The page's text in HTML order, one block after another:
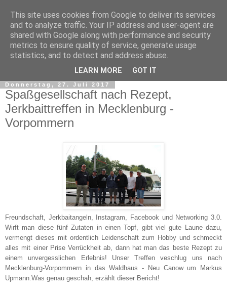
Donnerstag, 27. Juli 2017
Spaßgesellschaft nach Rezept,
Jerkbaittreffen in Mecklenburg -
Vorpommern
Freundschaft, Jerkbaitangeln, Instagram, Facebook und Networking 3.0.
Wirft man diese fünf Zutaten in einen Topf, gibt viel gute Laune dazu,
vermengt dieses mit ordentlich Leidenschaft zum Hobby und schmeckt
alles mit einer Prise Verrückheit ab, dann hat man das beste Rezept zu
einem unvergesslichen Erlebnis! Unser Treffen veschlug uns nach
Mecklenburg-Vorpommern in das Waldhaus - Neu Canow um Markus
Upmann.Was genau geschah, erzählt dieser Bericht!
This site uses cookies from Google to deliver its services
and to analyze traffic. Your IP address and user-agent are
shared with Google along with performance and security
metrics to ensure quality of service, generate usage
statistics, and to detect and address abuse.
LEARN MORE GOT IT